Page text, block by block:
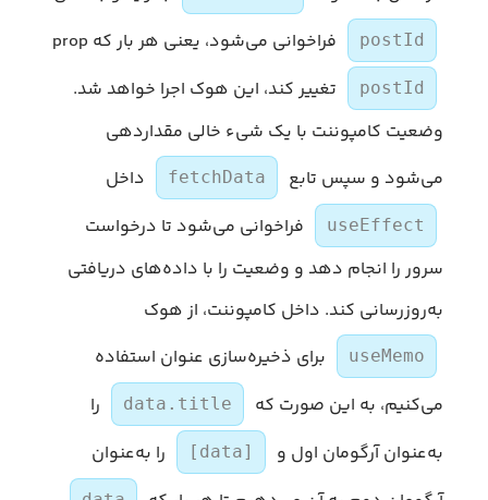
postId فراخوانی می‌شود، یعنی هر بار که prop
postId
تغییر کند، این هوک اجرا خواهد شد.
وضعیت کامپوننت با یک شیء خالی مقداردهی
می‌شود و سپس تابع
fetchData داخل
useEffect
فراخوانی می‌شود تا درخواست
سرور را انجام دهد و وضعیت را با داده‌های دریافتی
به‌روزرسانی کند. داخل کامپوننت، از هوک
useMemo
برای ذخیره‌سازی عنوان استفاده
می‌کنیم، به این صورت که
data.title
را
به‌عنوان آرگومان اول و
[data]
را به‌عنوان